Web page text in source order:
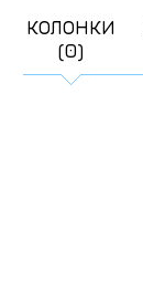
КОЛОНКИ
(0)